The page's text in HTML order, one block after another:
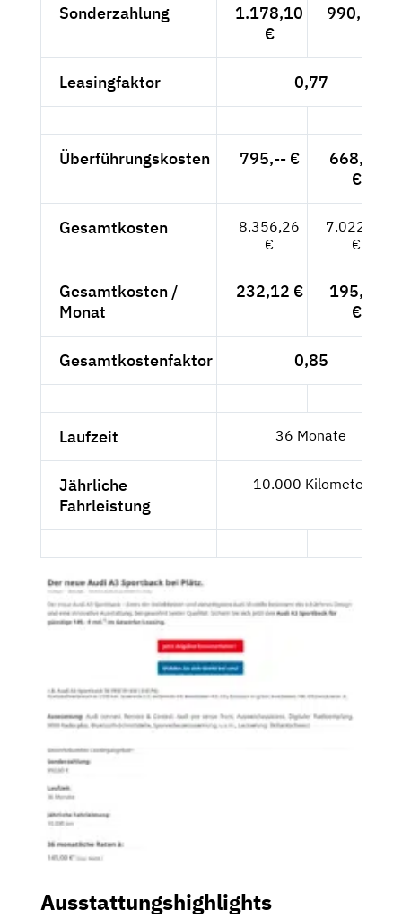
Sonderzahlung
1.178,10
€
990,-- €
Leasingfaktor 0,77
Überführungskosten 795,-- €
668,07
€
Gesamtkosten
8.356,26
€
7.022,07
€
Gesamtkosten /
Monat
232,12 €
195,06
€
Gesamtkostenfaktor 0,85
Laufzeit 36 Monate
Jährliche
Fahrleistung
10.000 Kilometer
Ausstattungshighlights